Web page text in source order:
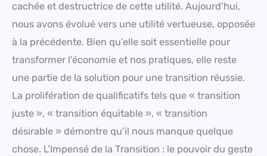
cachée et destructrice de cette utilité. Aujourd’hui,
nous avons évolué vers une utilité vertueuse, opposée
à la précédente. Bien qu’elle soit essentielle pour
transformer l’économie et nos pratiques, elle reste
une partie de la solution pour une transition réussie.
La prolifération de qualificatifs tels que « transition
juste », « transition équitable », « transition
désirable » démontre qu’il nous manque quelque
chose. L’Impensé de la Transition : le pouvoir du geste